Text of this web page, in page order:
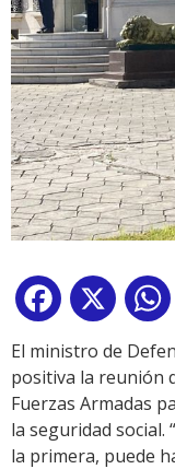
Facebook
X
El ministro de
positiva la reunión
Fuerzas Armadas
la seguridad social.
la primera, puede